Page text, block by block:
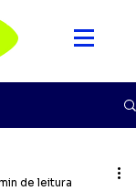
de leitura